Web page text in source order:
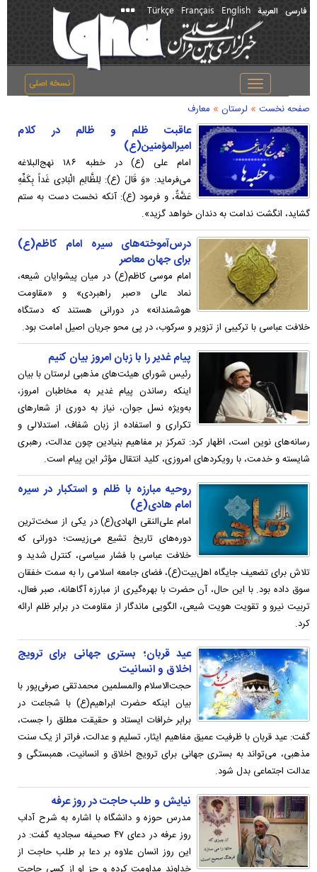
فارسی العربیة English
Français
Türkçe
نسخه اصلی
Toggle
navigation
صفحه نخست » لرستان » معارف
عاقبت ظلم و ظالم در کلام
امیرالمؤمنین(ع)
امام علی (ع) در خطبه ۱۸۶ نهج‌البلاغه
می‌فرماید: «وَ قَالَ (ع): لِلظَّالِمِ الْبَادِی غَداً بِکَفِّهِ
عَضَّةٌ، و فرمود (ع): آنکه نخست دست به ستم
گشاید، انگشت ندامت به دندان خواهد گزید».
درس‌آموخته‌های سیره امام کاظم(ع)
برای جهان معاصر
امام موسی کاظم(ع) در میان پیشوایان شیعه،
نماد عالی «صبر راهبردی» و «مقاومت
هوشمندانه» در دورانی هستند که دستگاه
خلافت عباسی با ترکیبی از تزویر و سرکوب، در پی محو جریان اصیل امامت بود.
پیام غدیر را با زبان امروز بیان کنیم
رئیس شورای هیئت‌های مذهبی لرستان با بیان
اینکه رساندن پیام غدیر به مخاطبان امروز،
به‌ویژه نسل جوان، نیاز به دوری از شعارهای
تکراری و استفاده از زبان شفاف، استدلالی و
رسانه‌های نوین است، اظهار کرد: تمرکز بر مفاهیم بنیادین چون عدالت، رهبری
شایسته و خدمت، با رویکردهای امروزی، کلید انتقال مؤثر این پیام است.
روحیه مبارزه با ظلم و استکبار در سیره
امام هادی(ع)
امام علی‌النقی الهادی(ع) در یکی از سخت‌ترین
دوره‌های تاریخ تشیع می‌زیست؛ دورانی که
خلافت عباسی با فشار سیاسی، کنترل شدید و
تلاش برای تضعیف جایگاه اهل‌بیت(ع)، فضای جامعه اسلامی را به سمت خفقان
سوق داده بود. با این حال، آن حضرت با بهره‌گیری از مبارزه‌ آگاهانه، صبر فعال،
تربیت نیرو و تقویت هویت شیعی، الگویی ماندگار از مقاومت در برابر ظلم ارائه
کرد.
عید قربان؛ بستری جهانی برای ترویج
اخلاق و انسانیت
حجت‌الاسلام والمسلمین محمدتقی صرفی‌‎پور با
بیان اینکه حضرت ابراهیم(ع) با شجاعت در
برابر خرافات ایستاد و حقیقت مطلق را جست،
گفت: عید قربان با ظرفیت عمیق مفاهیم ایثار، تسلیم و عدالت، فراتر از یک سنت
مذهبی، می‌تواند به بستری جهانی برای ترویج اخلاق و انسانیت، همبستگی و
عدالت اجتماعی بدل شود.
نیایش و طلب حاجت در روز عرفه
مدرس حوزه و دانشگاه با اشاره به شرح آداب
روز عرفه در دعای ۴۷ صحیفه سجادیه گفت: در
این روز انسان علاوه بر دعا بر طلب حاجت از